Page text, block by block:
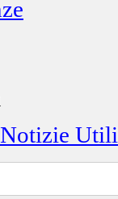
Utili